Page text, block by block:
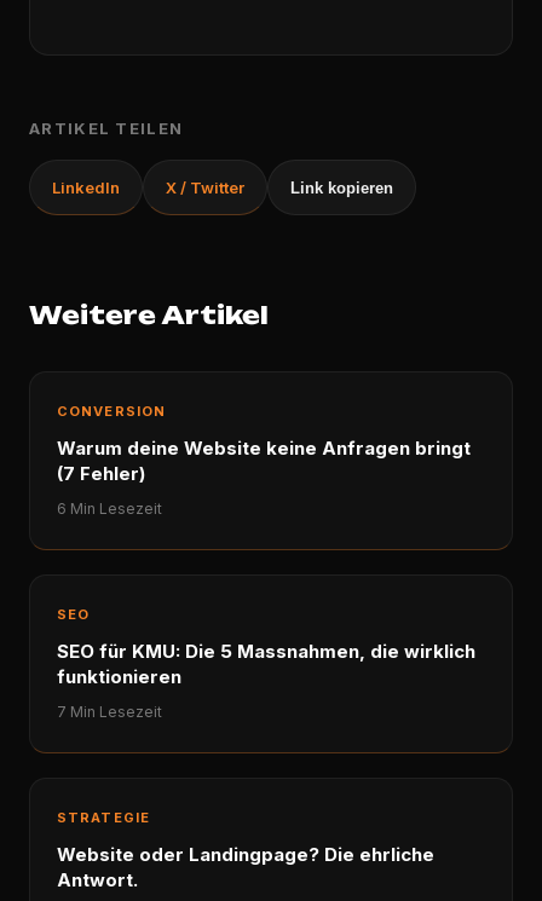
ARTIKEL TEILEN
LinkedIn X / Twitter Link kopieren
Weitere Artikel
CONVERSION
Warum deine Website keine Anfragen bringt
(7 Fehler)
6 Min Lesezeit
SEO
SEO für KMU: Die 5 Massnahmen, die wirklich
funktionieren
7 Min Lesezeit
STRATEGIE
Website oder Landingpage? Die ehrliche
Antwort.